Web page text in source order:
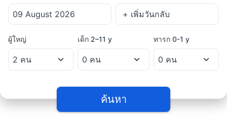
ผู้ใหญ่ เด็ก 2–11 y ทารก 0-1 y
ค้นหา